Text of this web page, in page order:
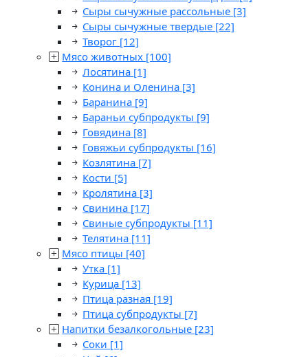
Сыры сычужные рассольные [3]
Сыры сычужные твердые [22]
Творог [12]
Мясо животных [100]
Лосятина [1]
Конина и Оленина [3]
Баранина [9]
Бараньи субпродукты [9]
Говядина [8]
Говяжьи субпродукты [16]
Козлятина [7]
Кости [5]
Кролятина [3]
Свинина [17]
Свиные субпродукты [11]
Телятина [11]
Мясо птицы [40]
Утка [1]
Курица [13]
Птица разная [19]
Птица субпродукты [7]
Напитки безалкогольные [23]
Соки [1]